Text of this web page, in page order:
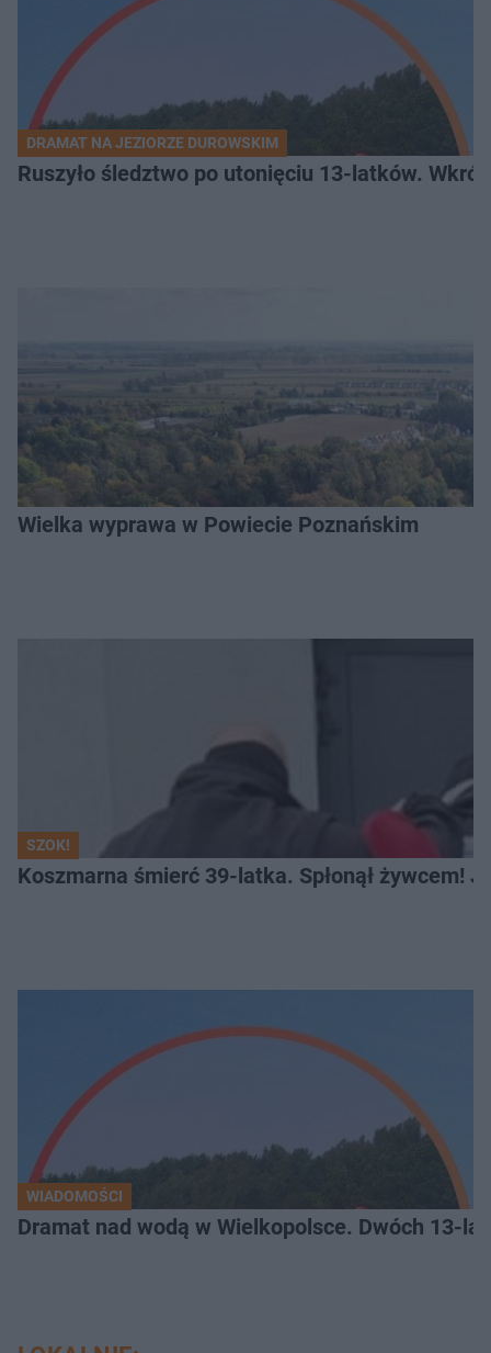
DRAMAT NA JEZIORZE DUROWSKIM
Ruszyło śledztwo po utonięciu 13-latków.
Wielka wyprawa w Powiecie Poznańskim
SZOK!
Koszmarna śmierć 39-latka. Spłonął żywcem!
WIADOMOŚCI
Dramat nad wodą w Wielkopolsce. Dwóch 13-